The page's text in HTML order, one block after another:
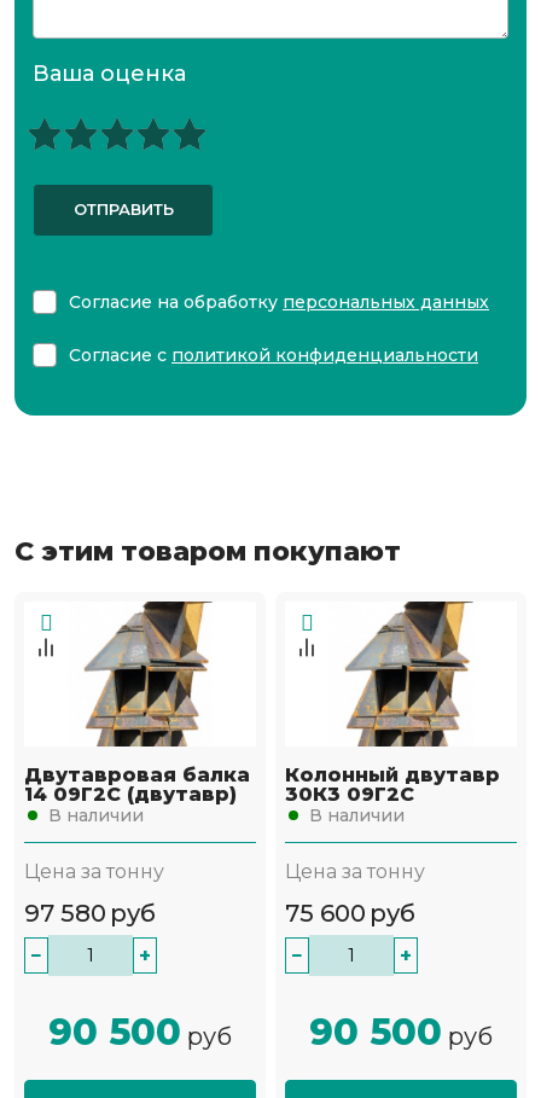
Ваша оценка
ОТПРАВИТЬ
Согласие на обработку персональных данных
Согласие с политикой конфиденциальности
С этим товаром покупают
Двутавровая балка
14 09Г2С (двутавр)
В наличии
Цена за тонну
97 580 руб
− +
90 500 руб
Колонный двутавр
30К3 09Г2С
В наличии
Цена за тонну
75 600 руб
− +
90 500 руб